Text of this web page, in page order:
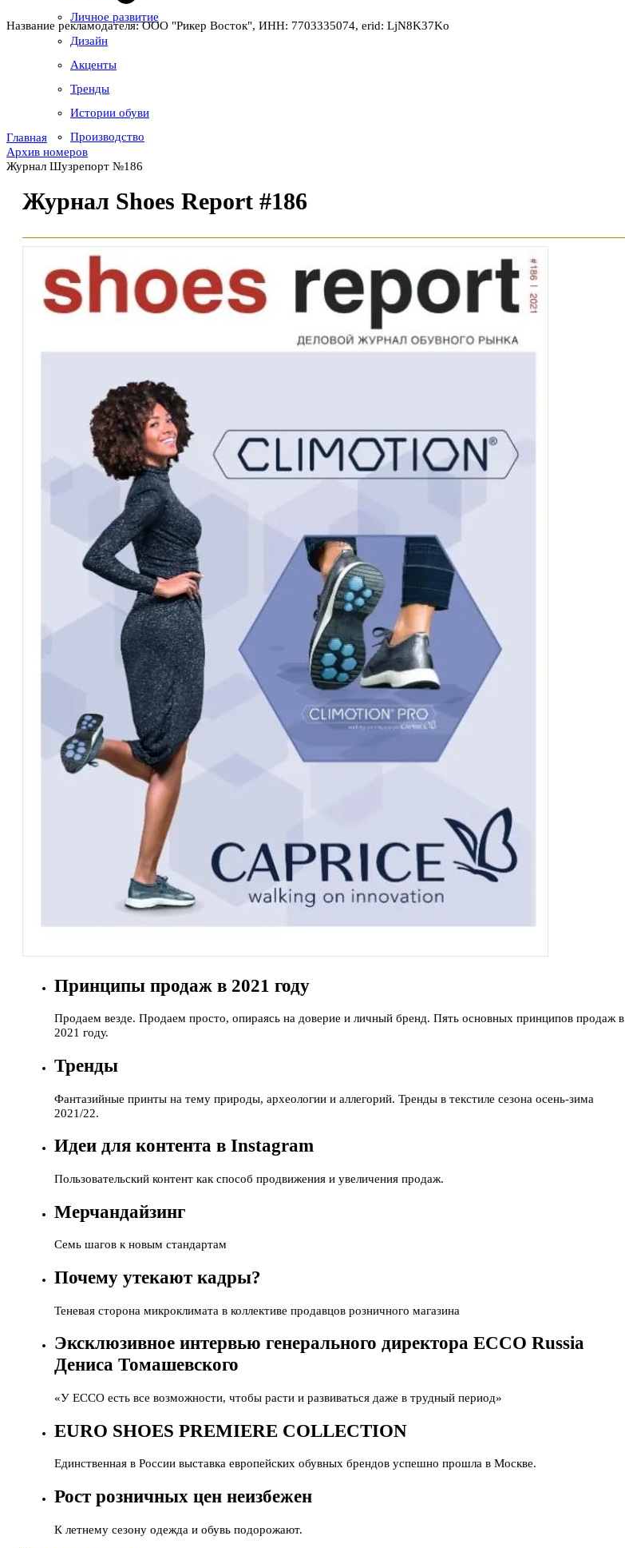
Личное развитие
Дизайн
Акценты
Тренды
Истории обуви
Производство
Название рекламодателя: ООО "Рикер Восток", ИНН: 7703335074, erid: LjN8K37Ko
Главная
Архив номеров
Журнал Шузрепорт №186
Журнал Shoes Report #186
Принципы продаж в 2021 году
Продаем везде. Продаем просто, опираясь на доверие и личный бренд. Пять основных принципов продаж в
2021 году.
Тренды
Фантазийные принты на тему природы, археологии и аллегорий. Тренды в текстиле сезона осень-зима
2021/22.
Идеи для контента в Instagram
Пользовательский контент как способ продвижения и увеличения продаж.
Мерчандайзинг
Семь шагов к новым стандартам
Почему утекают кадры?
Теневая сторона микроклимата в коллективе продавцов розничного магазина
Эксклюзивное интервью генерального директора ECCO Russia
Дениса Томашевского
«У ECCO есть все возможности, чтобы расти и развиваться даже в трудный период»
EURO SHOES PREMIERE COLLECTION
Единственная в России выставка европейских обувных брендов успешно прошла в Москве.
Рост розничных цен неизбежен
К летнему сезону одежда и обувь подорожают.